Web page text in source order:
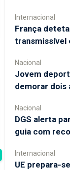
Internacional
França
transmissível
Nacional
Jovem
demorar dois
Nacional
DGS alerta
guia com
Internacional
UE prepara-